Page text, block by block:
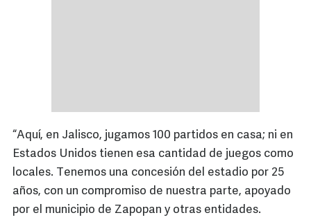
“Aquí, en Jalisco, jugamos 100 partidos en casa; ni en
Estados Unidos tienen esa cantidad de juegos como
locales. Tenemos una concesión del estadio por 25
años, con un compromiso de nuestra parte, apoyado
por el municipio de Zapopan y otras entidades.